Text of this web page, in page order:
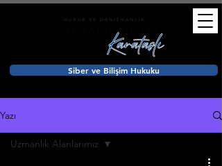
Siber ve Bilişim Hukuku
Yazı
Uzmanlık Alanlarımız